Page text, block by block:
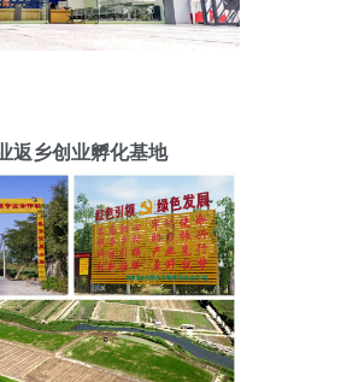
返乡创业孵化基地